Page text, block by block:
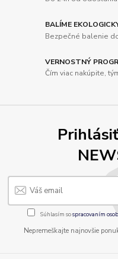
BALÍME
Bezpečné balenie
VERNOSTNÝ
Čím viac nakúpite,
Súhlasím sospracovaním
Nepremeškajte najnovšie